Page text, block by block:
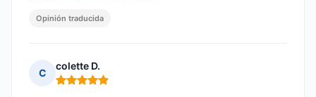
Opinión traducida
C
colette D.
Nota: 5 de 5